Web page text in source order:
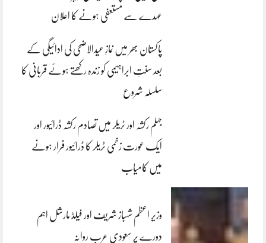
عہدے سے مستعفی ہونے کا اعلان
پاکستان بھر میں نمازِ عیدالاضحی کی ادائیگی کے
بعد سنتِ ابراہیمی کو زندہ رکھتے ہوئے قربانی کا
سلسلہ شروع
جہلم رکشہ اور ٹریلر میں تصادم رکشہ ڈرائیور اور
ایک عورت زخمی ٹریلر کا ڈرائیور فرار ہونے
میں کامیاب
وزیر اعظم شہباز شریف اور فیلڈ مارشل اہم
دورے پر سعودی عرب روانہ